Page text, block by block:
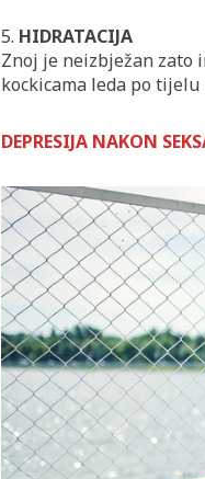
5. HIDRATACIJA
Znoj je neizbježan zato
kockicama leda po
DEPRESIJA NAKON